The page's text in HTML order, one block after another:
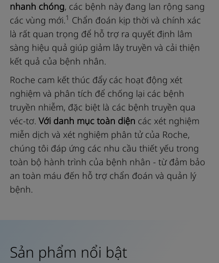
nhanh chóng, các bệnh này đang lan rộng sang
các vùng mới.1 Chẩn đoán kịp thời và chính xác
là rất quan trọng để hỗ trợ ra quyết định lâm
sàng hiệu quả giúp giảm lây truyền và cải thiện
kết quả của bệnh nhân.
Roche cam kết thúc đẩy các hoạt động xét
nghiệm và phân tích để chống lại các bệnh
truyền nhiễm, đặc biệt là các bệnh truyền qua
véc-tơ. Với danh mục toàn diện các xét nghiệm
miễn dịch và xét nghiệm phân tử của Roche,
chúng tôi đáp ứng các nhu cầu thiết yếu trong
toàn bộ hành trình của bệnh nhân - từ đảm bảo
an toàn máu đến hỗ trợ chẩn đoán và quản lý
bệnh.
Sản phẩm nổi bật